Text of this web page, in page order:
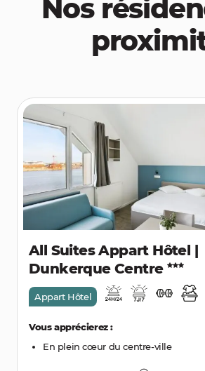
Nos
All Suites Appart Hôtel |
Dunkerque Centre
Appart Hôtel
Vous apprécierez :
En plein cœur du centre-ville